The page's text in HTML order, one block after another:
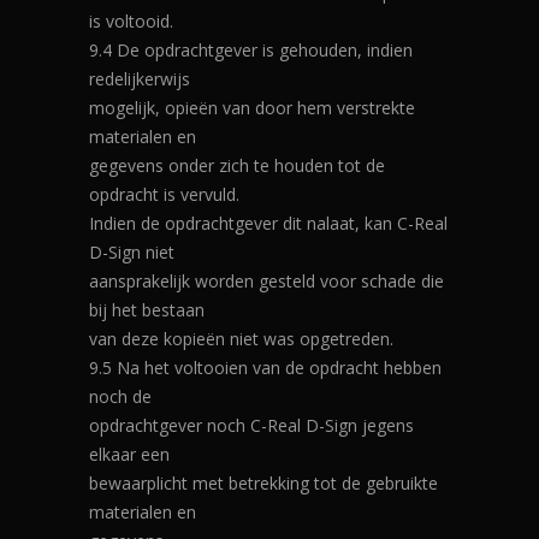
is voltooid.
9.4 De opdrachtgever is gehouden, indien
redelijkerwijs
mogelijk, opieën van door hem verstrekte
materialen en
gegevens onder zich te houden tot de
opdracht is vervuld.
Indien de opdrachtgever dit nalaat, kan C-Real
D-Sign niet
aansprakelijk worden gesteld voor schade die
bij het bestaan
van deze kopieën niet was opgetreden.
9.5 Na het voltooien van de opdracht hebben
noch de
opdrachtgever noch C-Real D-Sign jegens
elkaar een
bewaarplicht met betrekking tot de gebruikte
materialen en